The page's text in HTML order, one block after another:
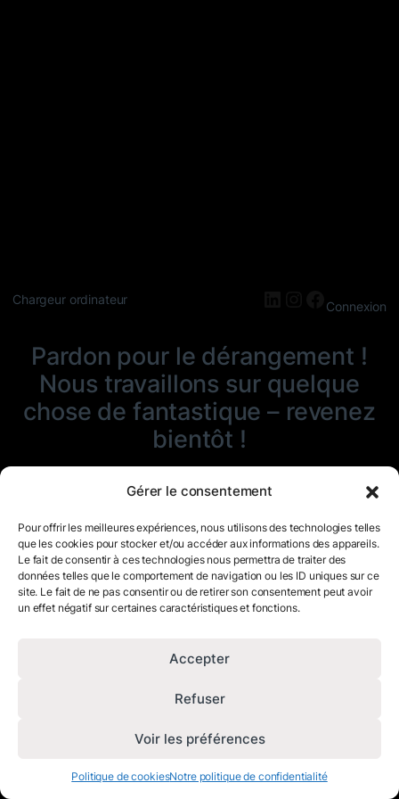
Gérer le consentement
Pour offrir les meilleures expériences, nous utilisons des technologies telles
que les cookies pour stocker et/ou accéder aux informations des appareils.
Le fait de consentir à ces technologies nous permettra de traiter des
données telles que le comportement de navigation ou les ID uniques sur ce
site. Le fait de ne pas consentir ou de retirer son consentement peut avoir
un effet négatif sur certaines caractéristiques et fonctions.
Accepter
Refuser
Voir les préférences
Politique de cookiesNotre politique de confidentialité
Chargeur ordinateur LinkedIn
Instagram
Connexion
Pardon pour le dérangement !
Nous travaillons sur quelque
chose de fantastique – revenez
bientôt !